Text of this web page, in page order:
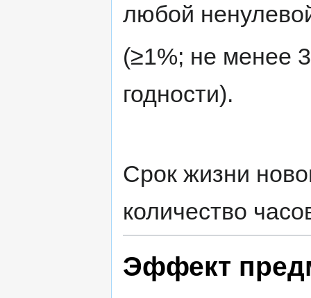
любой
(≥1%; не менее
годности).
Срок жизни
количество
Эффект